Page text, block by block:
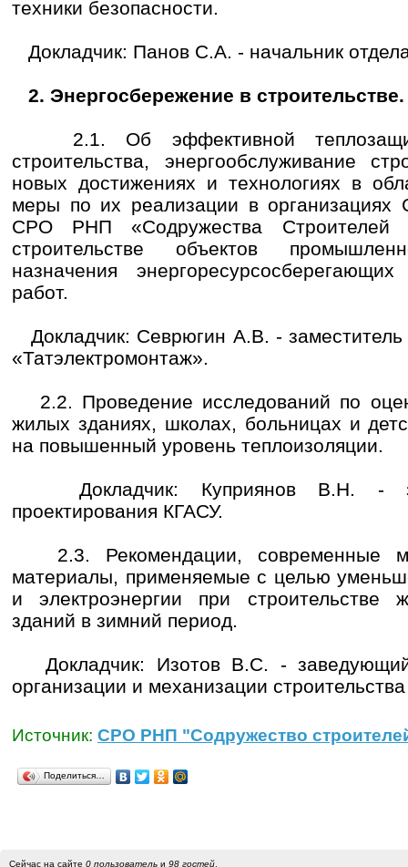
техники безопасности.
Докладчик: Панов С.А. - начальник
2. Энергосбережение в строительстве.
2.1. Об эффективной
строительства, энергообслуживание
новых достижениях и технологиях в
меры по их реализации в
СРО РНП «Содружества Строителей
строительстве объектов
назначения
работ.
Докладчик: Севрюгин А.В. -
«Татэлектромонтаж».
2.2. Проведение исследований по
жилых зданиях, школах, больницах и
на повышенный уровень теплоизоляции.
Докладчик: Куприянов В.Н. -
проектирования КГАСУ.
2.3. Рекомендации, современные
материалы, применяемые с целью
и электроэнергии при
зданий в зимний период.
Докладчик: Изотов В.С. - заведующий
организации и механизации
Источник: СРО РНП "Содружество
Поделиться…
Сейчас на сайте 0 пользовательи 98 гостей.